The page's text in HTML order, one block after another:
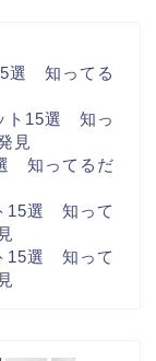
選 知ってる
ト15選 知っ
見
知ってるだ
15選 知って
15選 知って